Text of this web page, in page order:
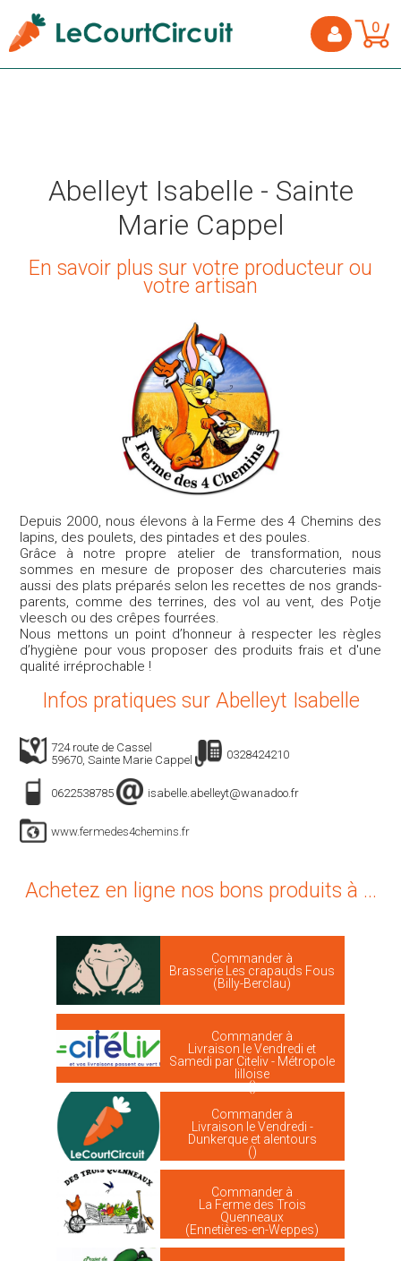
0
Abelleyt Isabelle - Sainte
Marie Cappel
En savoir plus sur votre producteur ou
votre artisan
Depuis 2000, nous élevons à la Ferme des 4 Chemins des
lapins, des poulets, des pintades et des poules.
Grâce à notre propre atelier de transformation, nous
sommes en mesure de proposer des charcuteries mais
aussi des plats préparés selon les recettes de nos grands-
parents, comme des terrines, des vol au vent, des Potje
vleesch ou des crêpes fourrées.
Nous mettons un point d’honneur à respecter les règles
d’hygiène pour vous proposer des produits frais et d'une
qualité irréprochable !
Infos pratiques sur Abelleyt Isabelle
724 route de Cassel
59670, Sainte Marie Cappel
0328424210
0622538785 isabelle.abelleyt@wanadoo.fr
www.fermedes4chemins.fr
Achetez en ligne nos bons produits à ...
Commander à
Brasserie Les crapauds Fous
(Billy-Berclau)
Commander à
Livraison le Vendredi et
Samedi par Citeliv - Métropole
lilloise
()
Commander à
Livraison le Vendredi -
Dunkerque et alentours
()
Commander à
La Ferme des Trois
Quenneaux
(Ennetières-en-Weppes)